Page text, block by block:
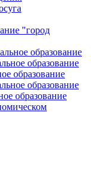
"город
образование
образование
образование
образование
образование